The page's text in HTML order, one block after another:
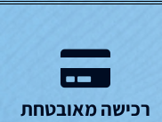
רכישה מאובטחת